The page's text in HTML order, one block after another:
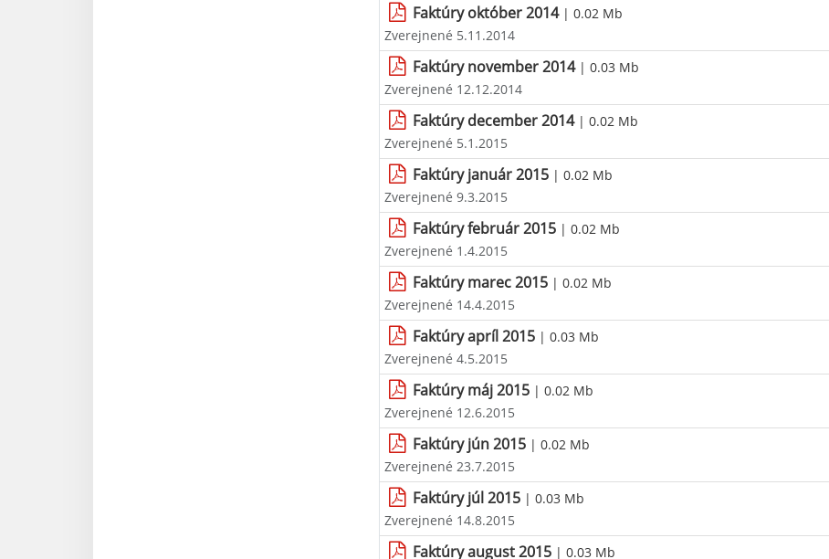
Faktúry október 2014| 0.02 Mb
Zverejnené 5.11.2014
Faktúry november 2014| 0.03 Mb
Zverejnené 12.12.2014
Faktúry december 2014| 0.02 Mb
Zverejnené 5.1.2015
Faktúry január 2015 | 0.02 Mb
Zverejnené 9.3.2015
Faktúry február 2015 | 0.02 Mb
Zverejnené 1.4.2015
Faktúry marec 2015 | 0.02 Mb
Zverejnené 14.4.2015
Faktúry apríl 2015 | 0.03 Mb
Zverejnené 4.5.2015
Faktúry máj 2015 | 0.02 Mb
Zverejnené 12.6.2015
Faktúry jún 2015 | 0.02 Mb
Zverejnené 23.7.2015
Faktúry júl 2015 | 0.03 Mb
Zverejnené 14.8.2015
Faktúry august 2015 | 0.03 Mb